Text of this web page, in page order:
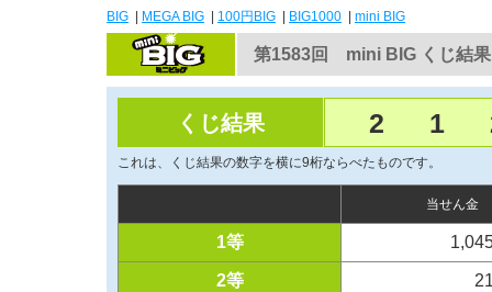
BIG MEGA BIG 100円BIG BIG1000 mini BIG
第1583回 mini BIG くじ結果
くじ結果 2 1
これは、くじ結果の数字を横に9桁ならべたものです。
当せん金
1等
2等